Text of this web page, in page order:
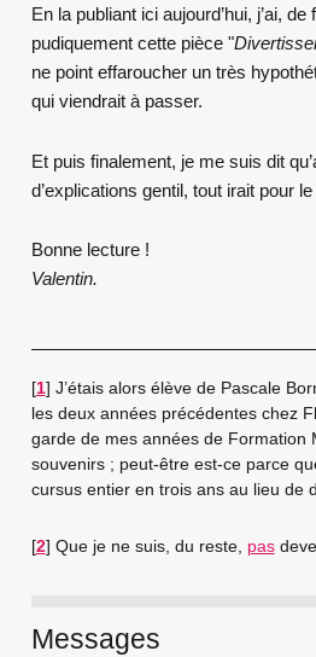
En la publiant ici aujourd’hui, j’ai,
pudiquement cette pièce "
ne point effaroucher un très
qui viendrait à passer.
Et puis finalement, je me suis dit
d’explications gentil, tout irait pour
Bonne lecture !
Valentin.
[1] J’étais alors élève de Pascale
les deux années précédentes chez
garde de mes années de Formation
souvenirs ; peut-être est-ce parce
cursus entier en trois ans au lieu de
[2] Que je ne suis, du reste, pas
Messages